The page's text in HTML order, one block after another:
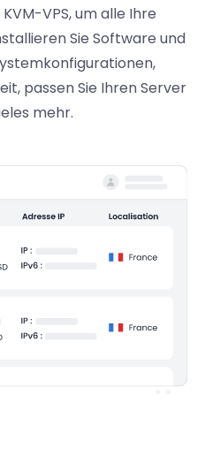
VPS, um alle Ihre
Sie Software und
passen Sie Ihren Server
mehr.